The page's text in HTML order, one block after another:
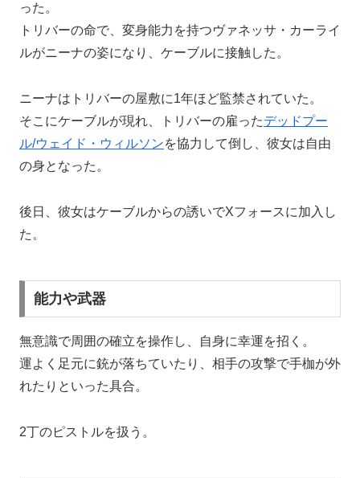
った。
トリバーの命で、変身能力を持つヴァネッサ・カーライ
ルがニーナの姿になり、ケーブルに接触した。
ニーナはトリバーの屋敷に1年ほど監禁されていた。
そこにケーブルが現れ、トリバーの雇ったデッドプー
ル/ウェイド・ウィルソンを協力して倒し、彼女は自由
の身となった。
後日、彼女はケーブルからの誘いでXフォースに加入し
た。
能力や武器
無意識で周囲の確立を操作し、自身に幸運を招く。
運よく足元に銃が落ちていたり、相手の攻撃で手枷が外
れたりといった具合。
2丁のピストルを扱う。